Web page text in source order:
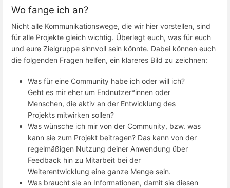
Wo fange ich an?
Nicht alle Kommunikationswege, die wir hier vorstellen, sind
für alle Projekte gleich wichtig. Überlegt euch, was für euch
und eure Zielgruppe sinnvoll sein könnte. Dabei können euch
die folgenden Fragen helfen, ein klareres Bild zu zeichnen:
Was für eine Community habe ich oder will ich?
Geht es mir eher um Endnutzer*innen oder
Menschen, die aktiv an der Entwicklung des
Projekts mitwirken sollen?
Was wünsche ich mir von der Community, bzw. was
kann sie zum Projekt beitragen? Das kann von der
regelmäßigen Nutzung deiner Anwendung über
Feedback hin zu Mitarbeit bei der
Weiterentwicklung eine ganze Menge sein.
Was braucht sie an Informationen, damit sie diesen